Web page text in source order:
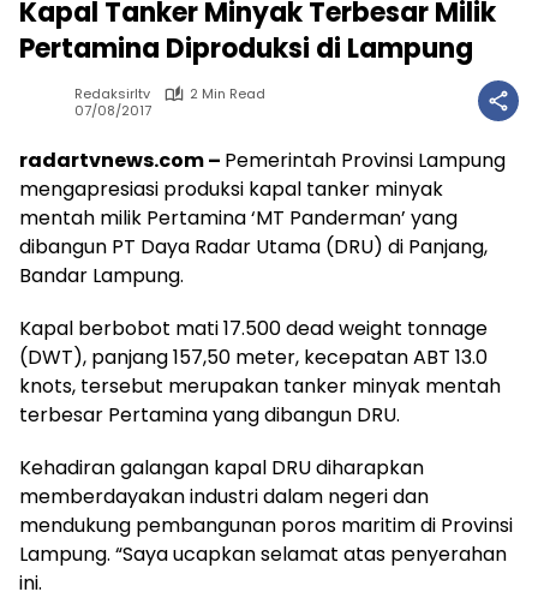
Kapal Tanker Minyak Terbesar Milik
Pertamina Diproduksi di Lampung
Redaksirltv
2 Min Read
07/08/2017
radartvnews.com – Pemerintah Provinsi Lampung
mengapresiasi produksi kapal tanker minyak
mentah milik Pertamina ‘MT Panderman’ yang
dibangun PT Daya Radar Utama (DRU) di Panjang,
Bandar Lampung.
Kapal berbobot mati 17.500 dead weight tonnage
(DWT), panjang 157,50 meter, kecepatan ABT 13.0
knots, tersebut merupakan tanker minyak mentah
terbesar Pertamina yang dibangun DRU.
Kehadiran galangan kapal DRU diharapkan
memberdayakan industri dalam negeri dan
mendukung pembangunan poros maritim di Provinsi
Lampung. “Saya ucapkan selamat atas penyerahan
ini.